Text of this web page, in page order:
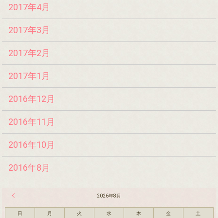
2017年4月
2017年3月
2017年2月
2017年1月
2016年12月
2016年11月
2016年10月
2016年8月
2026年8月
日 月 火 水 木 金 土